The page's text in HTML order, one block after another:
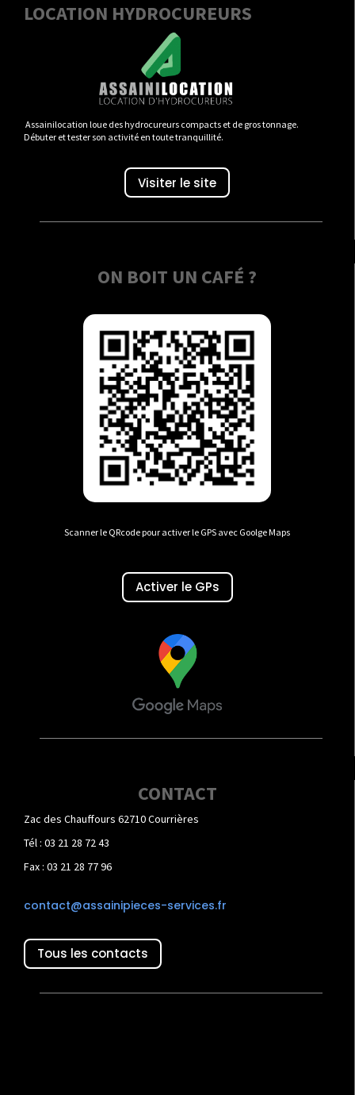
LOCATION HYDROCUREURS
Assainilocation loue des hydrocureurs compacts et de gros tonnage.
Débuter et tester son activité en toute tranquillité.
Visiter le site
ON BOIT UN CAFÉ ?
Scanner le QRcode pour activer le GPS avec Goolge Maps
Activer le GPs
CONTACT
Zac des Chauffours 62710 Courrières
Tél : 03 21 28 72 43
Fax : 03 21 28 77 96
contact@assainipieces-services.fr
Tous les contacts